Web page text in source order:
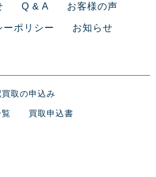
Q & A お客様の声
ーポリシー お知らせ
取の申込み
覧 買取申込書